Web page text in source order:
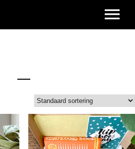
RESTAURANTS
SALDO CHECK
CONTACT